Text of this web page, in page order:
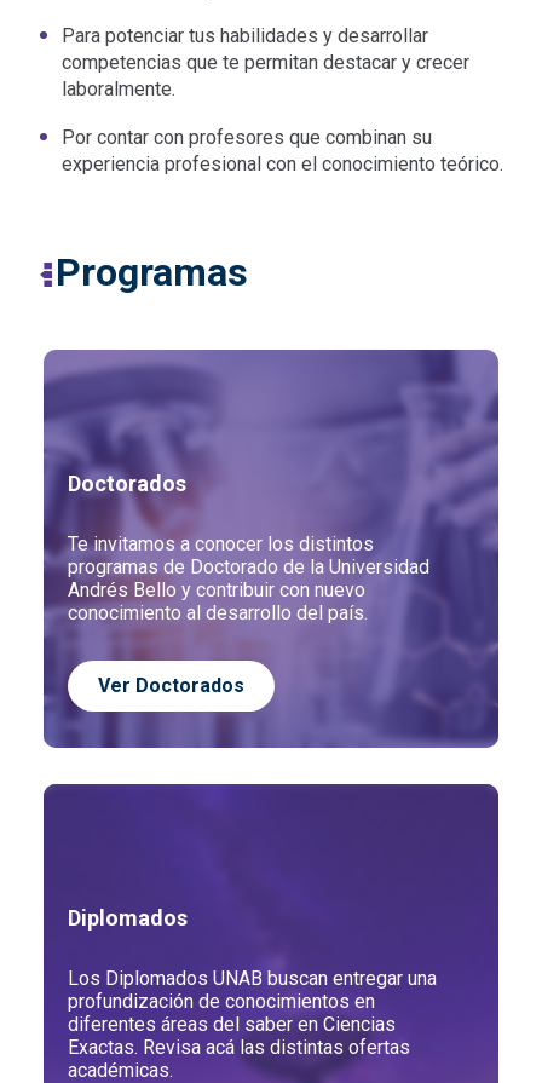
Para potenciar tus habilidades y desarrollar
competencias que te permitan destacar y crecer
laboralmente.
Por contar con profesores que combinan su
experiencia profesional con el conocimiento teórico.
Programas
Doctorados
Te invitamos a conocer los distintos
programas de Doctorado de la Universidad
Andrés Bello y contribuir con nuevo
conocimiento al desarrollo del país.
Ver Doctorados
Diplomados
Los Diplomados UNAB buscan entregar una
profundización de conocimientos en
diferentes áreas del saber en Ciencias
Exactas. Revisa acá las distintas ofertas
académicas.